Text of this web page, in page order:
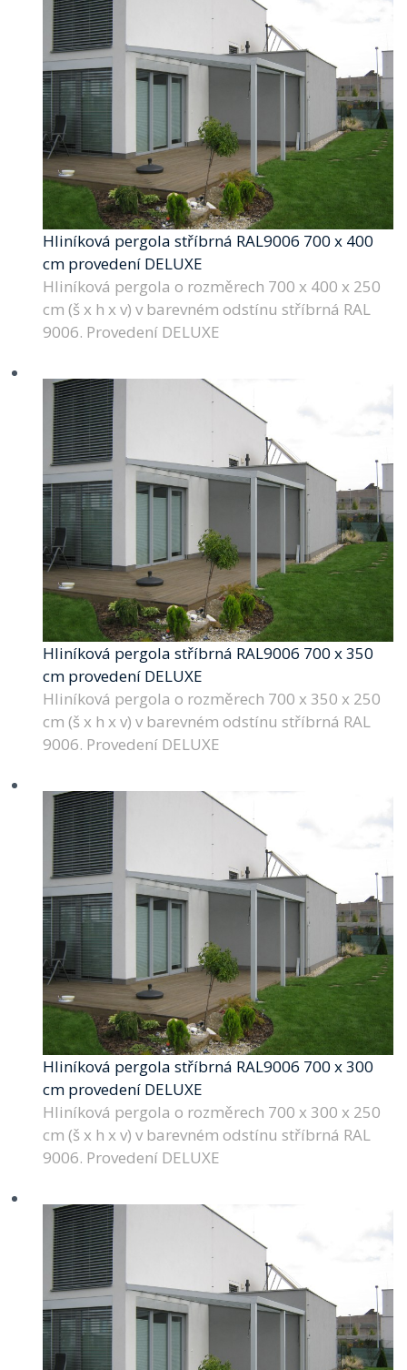
Hliníková pergola stříbrná RAL9006 700 x 400
cm provedení DELUXE
Hliníková pergola o rozměrech 700 x 400 x 250
cm (š x h x v) v barevném odstínu stříbrná RAL
9006. Provedení DELUXE
Hliníková pergola stříbrná RAL9006 700 x 350
cm provedení DELUXE
Hliníková pergola o rozměrech 700 x 350 x 250
cm (š x h x v) v barevném odstínu stříbrná RAL
9006. Provedení DELUXE
Hliníková pergola stříbrná RAL9006 700 x 300
cm provedení DELUXE
Hliníková pergola o rozměrech 700 x 300 x 250
cm (š x h x v) v barevném odstínu stříbrná RAL
9006. Provedení DELUXE